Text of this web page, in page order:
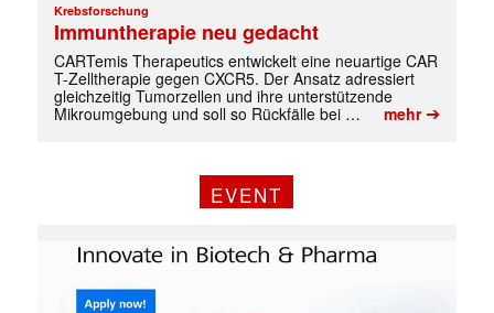
✕
Krebsforschung
Immuntherapie neu gedacht
CARTemis Therapeutics entwickelt eine neuartige CAR
T-Zelltherapie gegen CXCR5. Der Ansatz adressiert
gleichzeitig Tumorzellen und ihre unterstützende
Mikroumgebung und soll so Rückfälle bei …
mehr➔
EVENT